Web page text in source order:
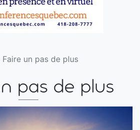
Faire un pas de plus
pas de plus